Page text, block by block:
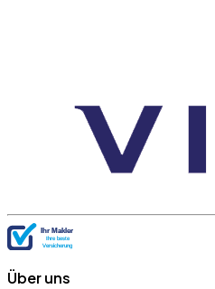
Über uns